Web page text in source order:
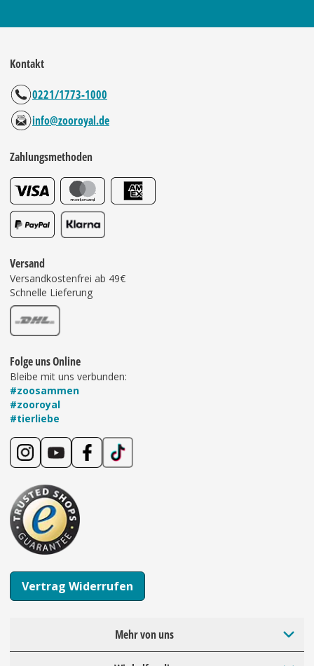
Kontakt
0221/1773-1000
info@zooroyal.de
Zahlungsmethoden
Versand
Versandkostenfrei ab 49€
Schnelle Lieferung
Folge uns Online
Bleibe mit uns verbunden:
#zoosammen
#zooroyal
#tierliebe
Vertrag Widerrufen
Mehr von uns